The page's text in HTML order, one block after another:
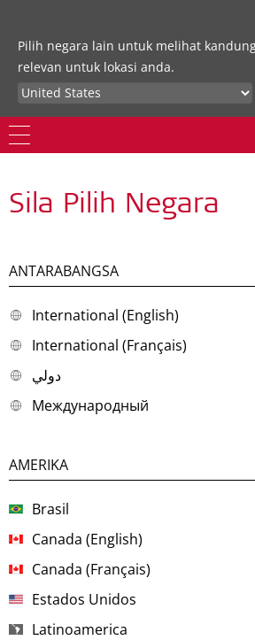
Pilih negara lain untuk melihat
relevan untuk lokasi anda.
Sila Pilih Negara
ANTARABANGSA
International (English)
International (Français)
دولي
Международный
AMERIKA
Brasil
Canada (English)
Canada (Français)
Estados Unidos
Latinoamerica